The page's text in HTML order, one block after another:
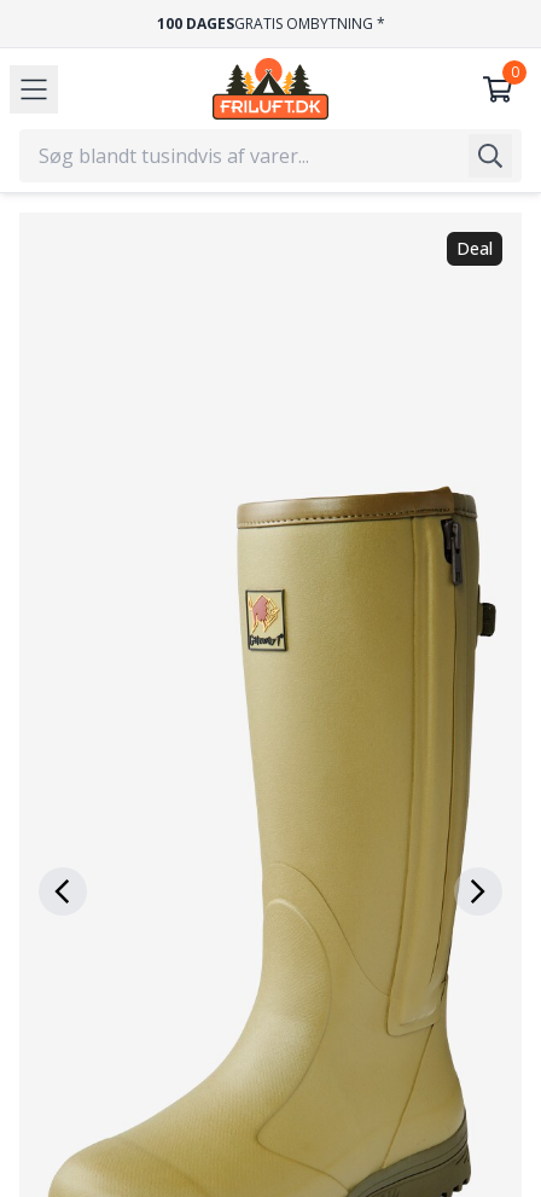
100 DAGESGRATIS OMBYTNING *
Deal